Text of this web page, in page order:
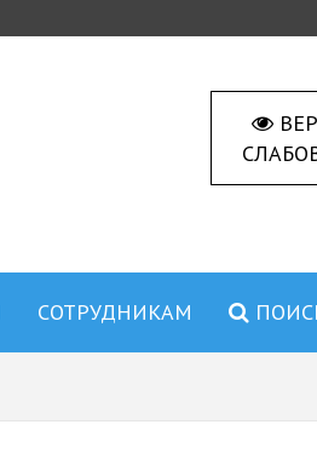
СОТРУДНИКАМ